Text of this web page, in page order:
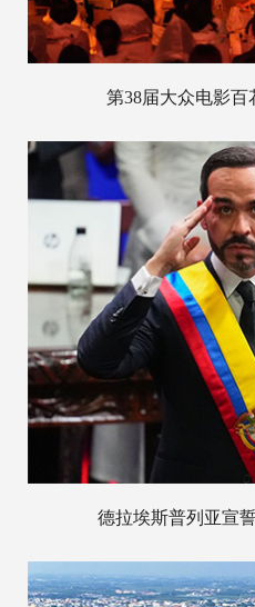
第38届大众电影百
德拉埃斯普列亚宣